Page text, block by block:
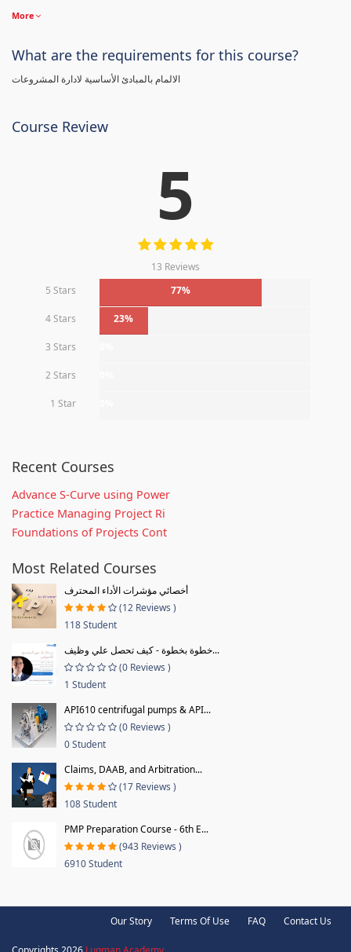
More
What are the requirements for this course?
الالمام بالمبادئ الأساسية لادارة المشروعات
Course Review
5
13 Reviews
5 Stars
77%
4 Stars 23%
3 Stars
2 Stars
1 Star
Recent Courses
Advance S-Curve using Power
Practice Managing Project Ri
Foundations of Projects Cont
Most Related Courses
أخصائي مؤشرات الأداء المحترف
(12 Reviews )
118 Student
خطوة بخطوة - كيف تحصل علي وظيف...
(0 Reviews )
1 Student
API610 centrifugal pumps & API...
(0 Reviews )
0 Student
Claims, DAAB, and Arbitration...
(17 Reviews )
108 Student
PMP Preparation Course - 6th E...
(943 Reviews )
6910 Student
Our Story Terms Of Use FAQ Contact Us